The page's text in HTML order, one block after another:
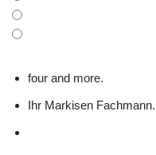
four and more.
Ihr Markisen Fachmann.